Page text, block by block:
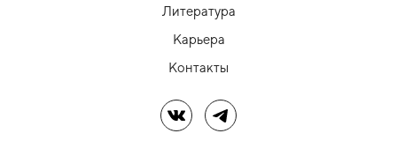
Литература
Карьера
Контакты
Мы в ВКМы в Telegram